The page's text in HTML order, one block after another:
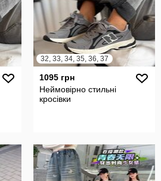
32, 33, 34, 35, 36, 37
1095 грн
Неймовірно стильні
кросівки